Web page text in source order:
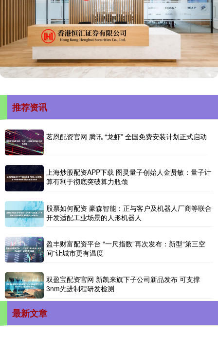
推荐资讯
茗恩配资官网 腾讯 “龙虾” 全国免费安装计划正式启动
上海炒股配资APP下载 图灵量子创始人金贤敏：量子计
算有利于彻底突破算力瓶颈
股票如何配资 豪森智能：正与客户及机器人厂商等联合
开发适配工业场景的人形机器人
盈丰财富配资平台 “一尺指数”再次发布：新型“第三空
间”让城市更有温度
双盈宝配资官网 新凯来旗下子公司新品发布 可支撑
3nm先进制程研发检测
最新文章